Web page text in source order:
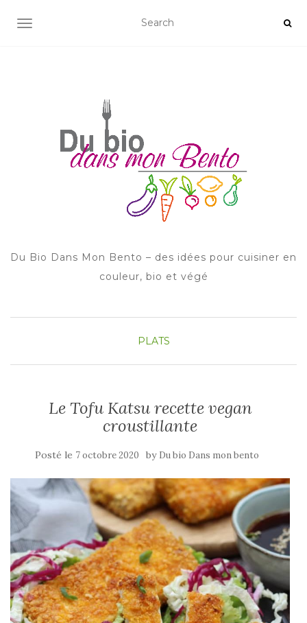
AFFICHER/MASQUER LA NAVIGATION
Du Bio Dans Mon Bento – des idées pour cuisiner en
couleur, bio et végé
PLATS
Le Tofu Katsu recette vegan
croustillante
Posté le 7 octobre 2020 by Du bio Dans mon bento